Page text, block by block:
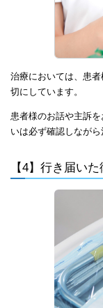
治療においては、患
切にしています。
患者様のお話や主訴
いは必ず確認しながら
【4】行き届い